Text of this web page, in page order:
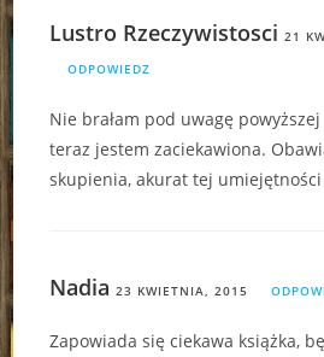
Lustro Rzeczywistosci 21
ODPOWIEDZ
Nie brałam pod uwagę
teraz jestem zaciekawiona.
skupienia, akurat tej
Nadia 23 KWIETNIA, 2015
Zapowiada się ciekawa książka,